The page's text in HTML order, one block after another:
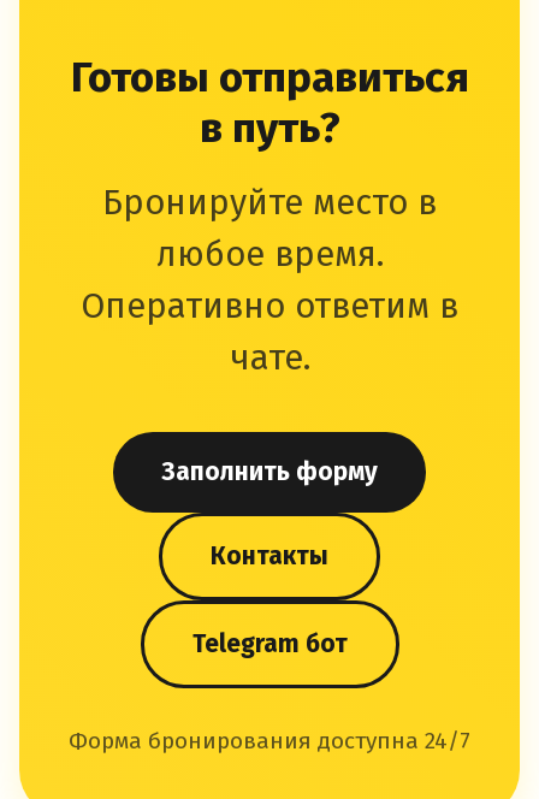
Готовы отправиться
в путь?
Бронируйте место в
любое время.
Оперативно ответим в
чате.
Заполнить форму
Контакты
Telegram бот
Форма бронирования доступна 24/7